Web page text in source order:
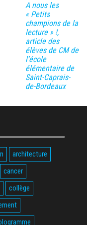
A nous les
« Petits
champions de la
lecture » !,
article des
élèves de CM de
l’école
élémentaire de
Saint-Caprais-
de-Bordeaux
architecture
cancer
collège